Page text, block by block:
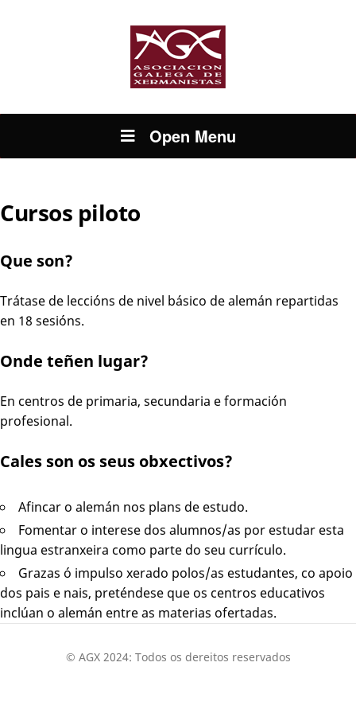
Open Menu
Cursos piloto
Que son?
Trátase de leccións de nivel básico de alemán repartidas
en 18 sesións.
Onde teñen lugar?
En centros de primaria, secundaria e formación
profesional.
Cales son os seus obxectivos?
Afincar o alemán nos plans de estudo.
Fomentar o interese dos alumnos/as por estudar esta
lingua estranxeira como parte do seu currículo.
Grazas ó impulso xerado polos/as estudantes, co apoio
dos pais e nais, preténdese que os centros educativos
inclúan o alemán entre as materias ofertadas.
© AGX 2024: Todos os dereitos reservados